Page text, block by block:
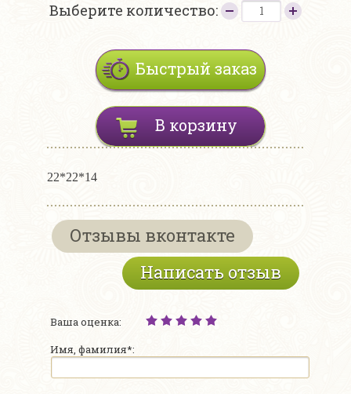
Выберите количество:
Быстрый заказ
В корзину
22*22*14
Отзывы вконтакте
Написать отзыв
Ваша оценка:
Имя, фамилия*: